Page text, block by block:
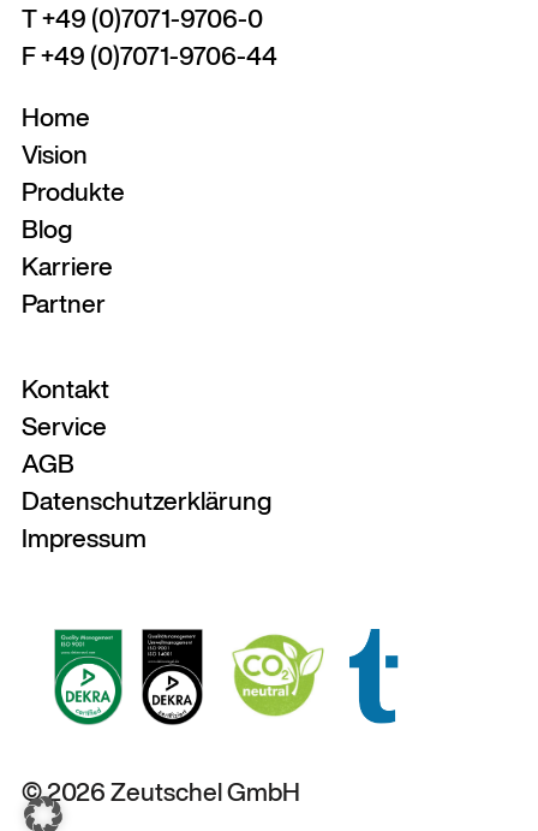
T +49 (0)7071-9706-0
F +49 (0)7071-9706-44
Home
Vision
Produkte
Blog
Karriere
Partner
Kontakt
Service
AGB
Datenschutzerklärung
Impressum
© 2026 Zeutschel GmbH